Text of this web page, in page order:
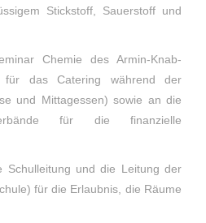
Stickstoff, Sauerstoff und
Chemie des Armin-Knab-
für das Catering während der
und Mittagessen) sowie an die
für die finanzielle
Schulleitung und die Leitung der
für die Erlaubnis, die Räume